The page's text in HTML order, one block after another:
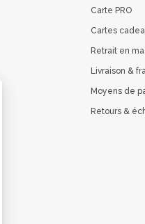
Carte PRO
Cartes
Retrait en
Livraison &
Moyens de
Retours &